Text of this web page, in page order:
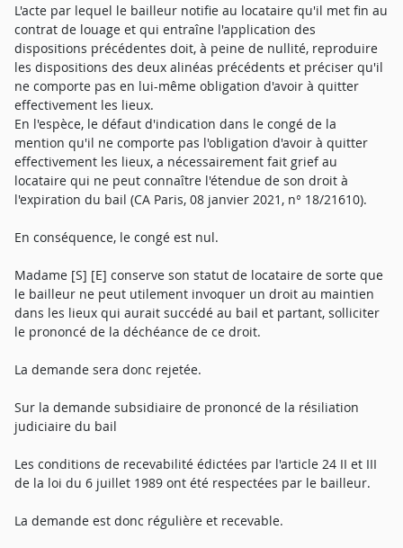
L'acte par lequel le bailleur notifie au locataire qu'il met fin au
contrat de louage et qui entraîne l'application des
dispositions précédentes doit, à peine de nullité, reproduire
les dispositions des deux alinéas précédents et préciser qu'il
ne comporte pas en lui-même obligation d'avoir à quitter
effectivement les lieux.
En l'espèce, le défaut d'indication dans le congé de la
mention qu'il ne comporte pas l'obligation d'avoir à quitter
effectivement les lieux, a nécessairement fait grief au
locataire qui ne peut connaître l'étendue de son droit à
l'expiration du bail (CA Paris, 08 janvier 2021, n° 18/21610).
En conséquence, le congé est nul.
Madame [S] [E] conserve son statut de locataire de sorte que
le bailleur ne peut utilement invoquer un droit au maintien
dans les lieux qui aurait succédé au bail et partant, solliciter
le prononcé de la déchéance de ce droit.
La demande sera donc rejetée.
Sur la demande subsidiaire de prononcé de la résiliation
judiciaire du bail
Les conditions de recevabilité édictées par l'article 24 II et III
de la loi du 6 juillet 1989 ont été respectées par le bailleur.
La demande est donc régulière et recevable.